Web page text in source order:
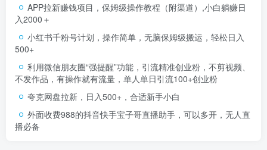
APP拉新赚钱项目，保姆级操作教程（附渠道）,小白躺赚日
入2000＋
小红书千粉号计划，操作简单，无脑保姆级搬运，轻松日入
500+
利用微信朋友圈“强提醒”功能，引流精准创业粉，不剪视频、
不发作品，有操作就有流量，单人单日引流100+创业粉
夸克网盘拉新，日入500+，合适新手小白
外面收费988的抖音快手宝子哥直播助手，可以多开，无人直
播必备